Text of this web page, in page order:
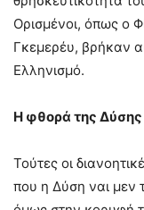
Ορισμένοι, όπως ο
Γκεμερέυ, βρήκαν
Ελληνισμό.
Η φθορά της Δύσης
Τούτες οι
που η Δύση ναι μεν